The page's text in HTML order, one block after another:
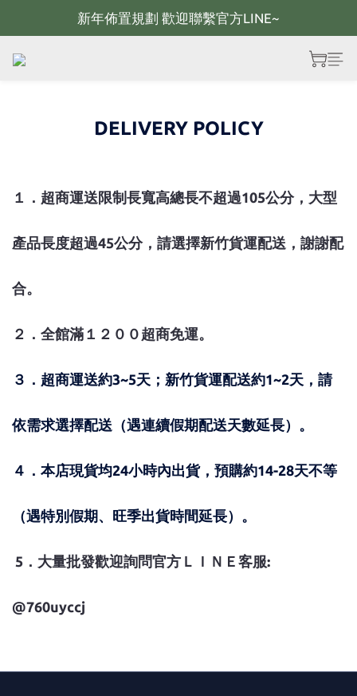
新年佈置規劃 歡迎聯繫官方LINE~
新年佈置規劃 歡迎聯繫官方LINE~
新年燈飾 現貨供應；大量採購 歡迎聯繫官方line
新年佈置規劃 歡迎聯繫官方LINE~
DELIVERY POLICY
１．超商運送限制長寬高總長不超過105公分，大型
產品長度超過45公分，請選擇新竹貨運配送，謝謝配
合。
２．全館滿１２００超商免運。
３．超商運送約3~5天；新竹貨運配送約1~2天，請
依需求選擇配送（遇連續假期配送天數延長）。
４．本店現貨均24小時內出貨，預購約14-28天不等
（遇特別假期、旺季出貨時間延長）。
5 ．大量批發歡迎詢問官方ＬＩＮＥ客服:
@760uyccj